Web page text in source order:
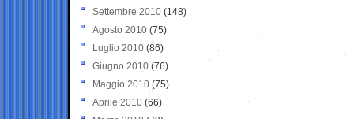
Settembre 2010 (148)
Agosto 2010 (75)
Luglio 2010 (86)
Giugno 2010 (76)
Maggio 2010 (75)
Aprile 2010 (66)